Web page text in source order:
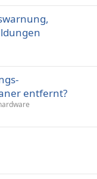
entfernt?